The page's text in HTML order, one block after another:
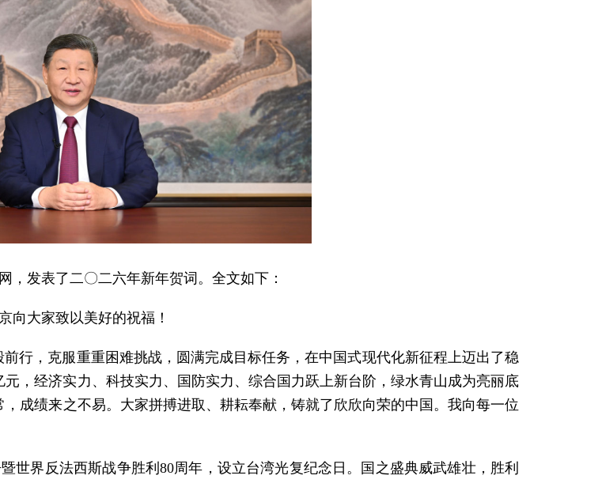
，发表了二〇二六年新年贺词。全文如下：
向大家致以美好的祝福！
行，克服重重困难挑战，圆满完成目标任务，在中国式现代化新征程上迈出了稳
，经济实力、科技实力、国防实力、综合国力跃上新台阶，绿水青山成为亮丽底
成绩来之不易。大家拼搏进取、耕耘奉献，铸就了欣欣向荣的中国。我向每一位
世界反法西斯战争胜利80周年，设立台湾光复纪念日。国之盛典威武雄壮，胜利